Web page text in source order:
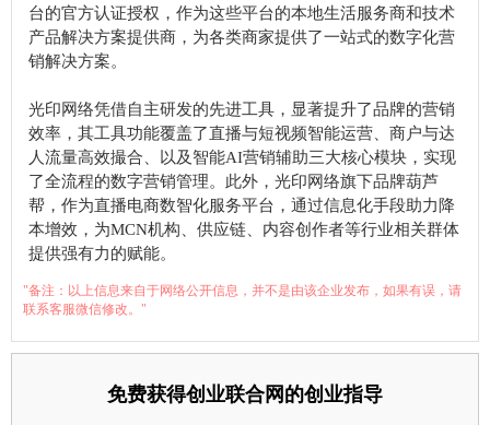
台的官方认证授权，作为这些平台的本地生活服务商和技术
产品解决方案提供商，为各类商家提供了一站式的数字化营
销解决方案。
光印网络凭借自主研发的先进工具，显著提升了品牌的营销
效率，其工具功能覆盖了直播与短视频智能运营、商户与达
人流量高效撮合、以及智能AI营销辅助三大核心模块，实现
了全流程的数字营销管理。此外，光印网络旗下品牌葫芦
帮，作为直播电商数智化服务平台，通过信息化手段助力降
本增效，为MCN机构、供应链、内容创作者等行业相关群体
提供强有力的赋能。
"备注：以上信息来自于网络公开信息，并不是由该企业发布，如果有误，请
联系客服微信修改。"
免费获得创业联合网的创业指导